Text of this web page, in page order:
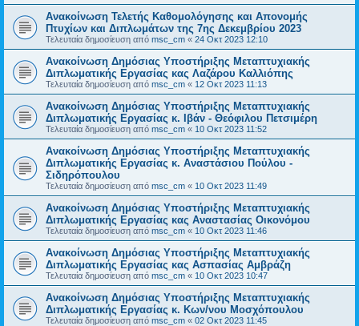
Ανακοίνωση Τελετής Καθομολόγησης και Απονομής
Πτυχίων και Διπλωμάτων της 7ης Δεκεμβρίου 2023
Τελευταία δημοσίευση από msc_cm « 24 Οκτ 2023 12:10
Ανακοίνωση Δημόσιας Υποστήριξης Μεταπτυχιακής
Διπλωματικής Εργασίας κας Λαζάρου Καλλιόπης
Τελευταία δημοσίευση από msc_cm « 12 Οκτ 2023 11:13
Ανακοίνωση Δημόσιας Υποστήριξης Μεταπτυχιακής
Διπλωματικής Εργασίας κ. Ιβάν - Θεόφιλου Πετσιμέρη
Τελευταία δημοσίευση από msc_cm « 10 Οκτ 2023 11:52
Ανακοίνωση Δημόσιας Υποστήριξης Μεταπτυχιακής
Διπλωματικής Εργασίας κ. Αναστάσιου Πούλου -
Σιδηρόπουλου
Τελευταία δημοσίευση από msc_cm « 10 Οκτ 2023 11:49
Ανακοίνωση Δημόσιας Υποστήριξης Μεταπτυχιακής
Διπλωματικής Εργασίας κας Αναστασίας Οικονόμου
Τελευταία δημοσίευση από msc_cm « 10 Οκτ 2023 11:46
Ανακοίνωση Δημόσιας Υποστήριξης Μεταπτυχιακής
Διπλωματικής Εργασίας κας Ασπασίας Αμβράζη
Τελευταία δημοσίευση από msc_cm « 10 Οκτ 2023 10:47
Ανακοίνωση Δημόσιας Υποστήριξης Μεταπτυχιακής
Διπλωματικής Εργασίας κ. Κων/νου Μοσχόπουλου
Τελευταία δημοσίευση από msc_cm « 02 Οκτ 2023 11:45